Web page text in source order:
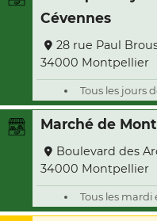
Cévennes
28 rue Paul
34000 Montpellier
Tous les jours
Marché de
Boulevard des
34000 Montpellier
Tous les mardi